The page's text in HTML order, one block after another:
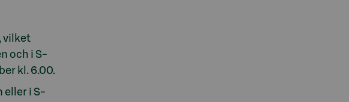
vilket
och i S-
kl. 6.00.
eller i S-